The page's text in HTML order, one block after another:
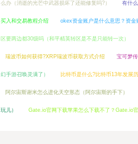
么办（消逝的光芒中武器损坏了还能修复吗?） 有什
买入和交易教程介绍 okex资金账户是什么意思？资金
区要两边都30级吗（和平精英转区是不是只能转一次）
瑞波币如何获得?XRP瑞波币获取方式介绍 宝可梦
幻手游召唤灵满了） 比特币是什么?比特币13年发展
阿尔宙斯谢米怎么进化天空形态（阿尔宙斯的手下）
玩儿） Gate.io官网下载苹果怎么下载不了？Gate.io